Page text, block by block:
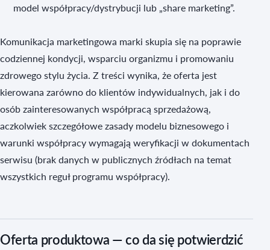
model współpracy/dystrybucji lub „share marketing”.
Komunikacja marketingowa marki skupia się na poprawie
codziennej kondycji, wsparciu organizmu i promowaniu
zdrowego stylu życia. Z treści wynika, że oferta jest
kierowana zarówno do klientów indywidualnych, jak i do
osób zainteresowanych współpracą sprzedażową,
aczkolwiek szczegółowe zasady modelu biznesowego i
warunki współpracy wymagają weryfikacji w dokumentach
serwisu (brak danych w publicznych źródłach na temat
wszystkich reguł programu współpracy).
Oferta produktowa — co da się potwierdzić